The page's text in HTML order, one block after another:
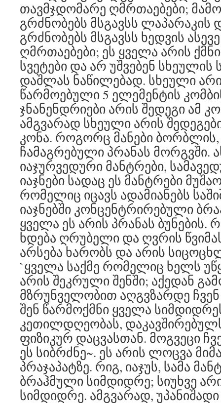
თავმჯდომარე ღმრთაებები;
გრძნობებს მსგავსს ლაპარაკის
გრძნობებს მსგავსს ხედვის
ღმრთაებები; ეს ყველა არის
სვეტები და არ უშვებენ
დაშლას ნაწილებად. სხეული
წარმოებული 5 ელემენტის
ჯნანენდრიები არის შედეგი ამ
ამგვარად სხეული არის
კონა. როგორც მანები ბორბლის,
ჩამაგრებული პრანას მორგვში.
იაჯურვედური მანტრები,
იაჯნები სადაც ეს მანტრები
რომელიც იცავს ადამიანებს
იაჯნებში კონცენტრირებული
ყველა ეს არის პრანას ბუნების.
ხდება ღრუბელი და ღვრის
არსება ხარობს და არის
`ყველა საქმე რომელიც ხელს
არის შეკრული შენში; აქედან
მზრუნველობით აღგვზარდე
შენ წარმოქმნი ყველა
კეთილდღეობას,
ფიზიკურ დაცვასთან. მოგვეცი
ეს სიბრძნე~. ეს არის ლოცვა
პრაჯაპატზე. რიგ, იაჯუს, სამა
ბრაჰმული სიმდიდრე; სიუხვე
სიმდიდრე. ამგვარად,